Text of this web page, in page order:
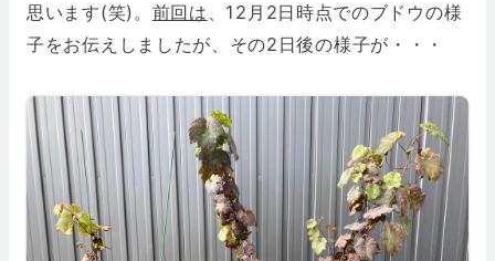
思います(笑)。 前回は 、12月2日時点でのブドウの様
子をお伝えしましたが、その2日後の様子が・・・